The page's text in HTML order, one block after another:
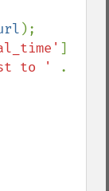
);
]
to '